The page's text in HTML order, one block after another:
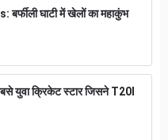
घाटी में खेलों का महाकुंभ
युवा क्रिकेट स्टार जिसने T20I